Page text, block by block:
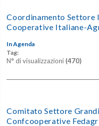
Coordinamento Settore
Cooperative Italiane-
In Agenda
Tag:
N° di visualizzazioni (470)
Comitato Settore
Confcooperative